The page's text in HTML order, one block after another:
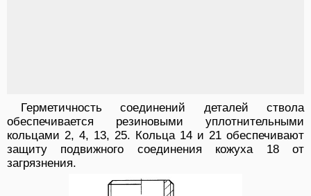
Герметичность соединений деталей ствола
обеспечивается резиновыми уплотнительными
кольцами 2, 4, 13, 25. Кольца 14 и 21 обеспечивают
защиту подвижного соединения кожуха 18 от
загрязнения.